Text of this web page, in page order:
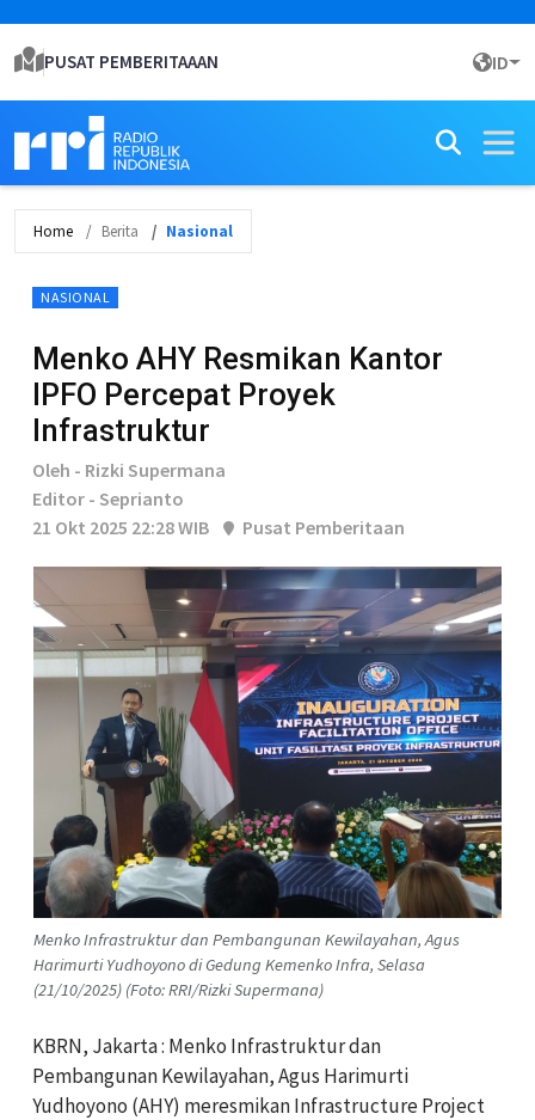
PUSAT PEMBERITAAAN ID
Home Berita Nasional
NASIONAL
Menko AHY Resmikan Kantor
IPFO Percepat Proyek
Infrastruktur
Oleh - Rizki Supermana
Editor - Seprianto
21 Okt 2025 22:28 WIB
Pusat Pemberitaan
Menko Infrastruktur dan Pembangunan Kewilayahan, Agus
Harimurti Yudhoyono di Gedung Kemenko Infra, Selasa
(21/10/2025) (Foto: RRI/Rizki Supermana)
KBRN, Jakarta : Menko Infrastruktur dan
Pembangunan Kewilayahan, Agus Harimurti
Yudhoyono (AHY) meresmikan Infrastructure Project